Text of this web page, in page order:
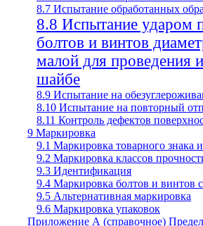
8.7 Испытание обработанных
8.8 Испытание ударом
болтов и винтов
малой для проведения
шайбе
8.9 Испытание на
8.10 Испытание на повторный
8.11 Контроль дефектов
9 Маркировка
9.1 Маркировка товарного знака
9.2 Маркировка классов
9.3 Идентификация
9.4 Маркировка болтов и винтов
9.5 Альтернативная маркировка
9.6 Маркировка упаковок
Приложение А (справочное)